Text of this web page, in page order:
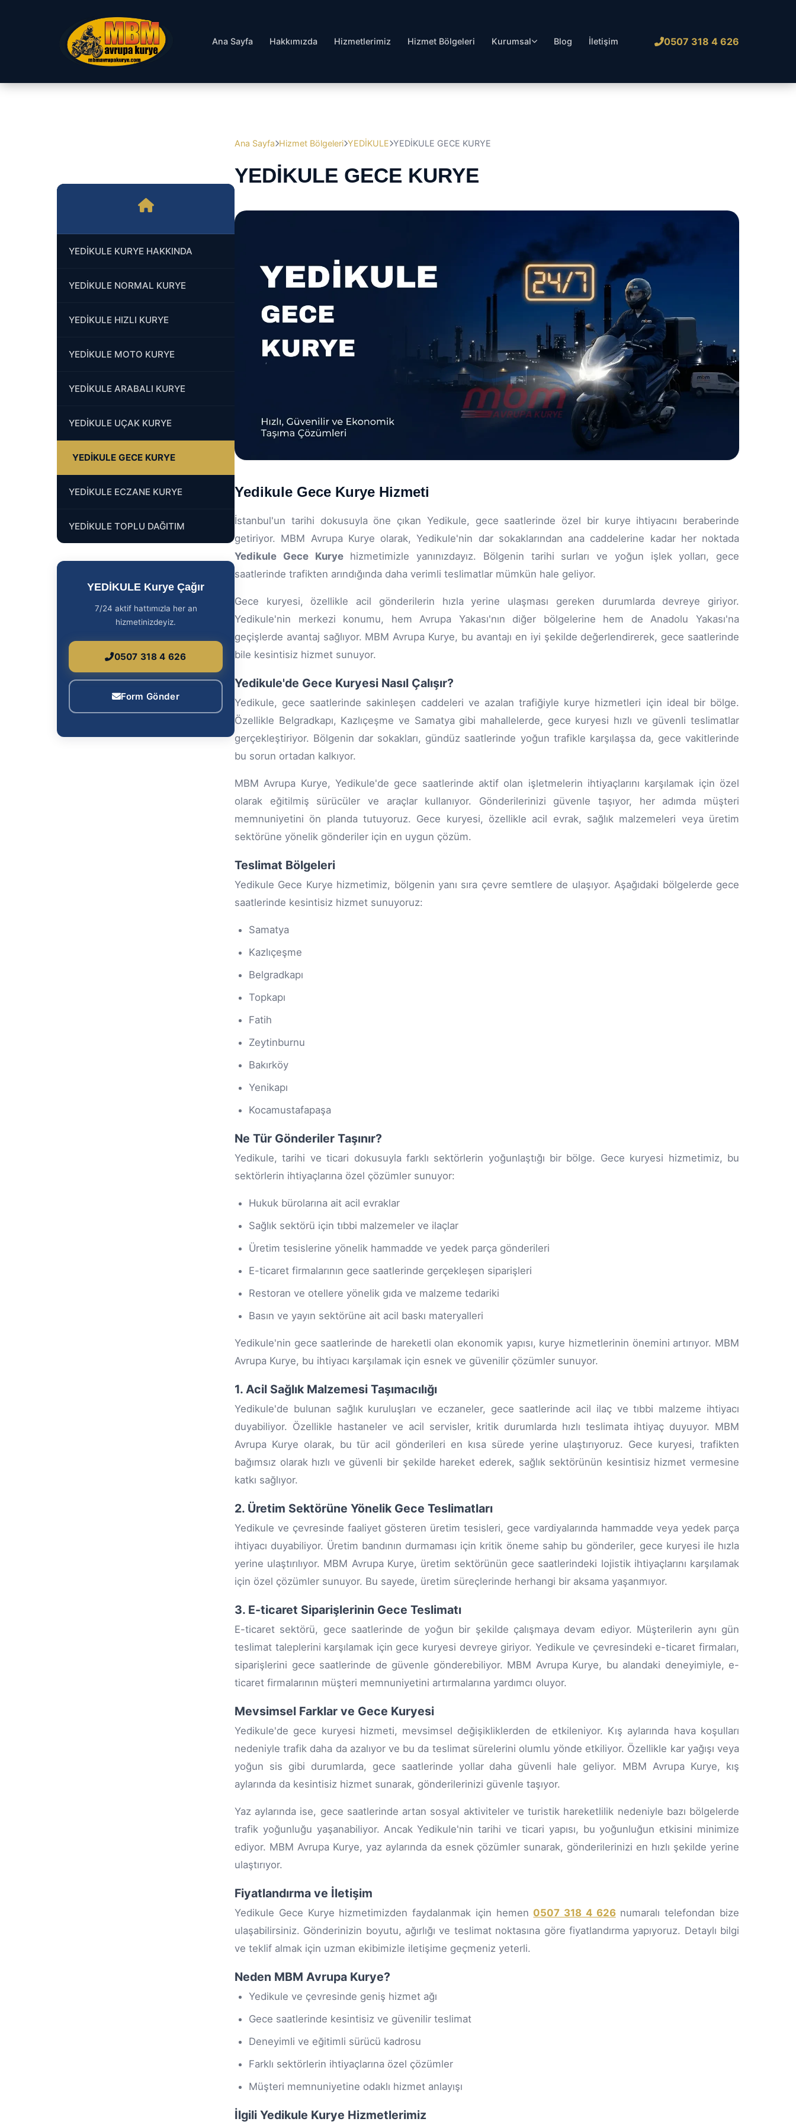
Ana Sayfa Hakkımızda Hizmetlerimiz Hizmet Bölgeleri Kurumsal Blog İletişim 0507 318 4 626
YEDİKULE KURYE HAKKINDA
YEDİKULE NORMAL KURYE
YEDİKULE HIZLI KURYE
YEDİKULE MOTO KURYE
YEDİKULE ARABALI KURYE
YEDİKULE UÇAK KURYE
YEDİKULE GECE KURYE
YEDİKULE ECZANE KURYE
YEDİKULE TOPLU DAĞITIM
YEDİKULE Kurye Çağır
7/24 aktif hattımızla her an
hizmetinizdeyiz.
0507 318 4 626
Form Gönder
Ana Sayfa Hizmet Bölgeleri YEDİKULE YEDİKULE GECE KURYE
YEDİKULE GECE KURYE
Yedikule Gece Kurye Hizmeti
İstanbul'un tarihi dokusuyla öne çıkan Yedikule, gece saatlerinde özel bir kurye ihtiyacını beraberinde
getiriyor. MBM Avrupa Kurye olarak, Yedikule'nin dar sokaklarından ana caddelerine kadar her noktada
Yedikule Gece Kuryehizmetimizle yanınızdayız. Bölgenin tarihi surları ve yoğun işlek yolları, gece
saatlerinde trafikten arındığında daha verimli teslimatlar mümkün hale geliyor.
Gece kuryesi, özellikle acil gönderilerin hızla yerine ulaşması gereken durumlarda devreye giriyor.
Yedikule'nin merkezi konumu, hem Avrupa Yakası'nın diğer bölgelerine hem de Anadolu Yakası'na
geçişlerde avantaj sağlıyor. MBM Avrupa Kurye, bu avantajı en iyi şekilde değerlendirerek, gece saatlerinde
bile kesintisiz hizmet sunuyor.
Yedikule'de Gece Kuryesi Nasıl Çalışır?
Yedikule, gece saatlerinde sakinleşen caddeleri ve azalan trafiğiyle kurye hizmetleri için ideal bir bölge.
Özellikle Belgradkapı, Kazlıçeşme ve Samatya gibi mahallelerde, gece kuryesi hızlı ve güvenli teslimatlar
gerçekleştiriyor. Bölgenin dar sokakları, gündüz saatlerinde yoğun trafikle karşılaşsa da, gece vakitlerinde
bu sorun ortadan kalkıyor.
MBM Avrupa Kurye, Yedikule'de gece saatlerinde aktif olan işletmelerin ihtiyaçlarını karşılamak için özel
olarak eğitilmiş sürücüler ve araçlar kullanıyor. Gönderilerinizi güvenle taşıyor, her adımda müşteri
memnuniyetini ön planda tutuyoruz. Gece kuryesi, özellikle acil evrak, sağlık malzemeleri veya üretim
sektörüne yönelik gönderiler için en uygun çözüm.
Teslimat Bölgeleri
Yedikule Gece Kurye hizmetimiz, bölgenin yanı sıra çevre semtlere de ulaşıyor. Aşağıdaki bölgelerde gece
saatlerinde kesintisiz hizmet sunuyoruz:
Samatya
Kazlıçeşme
Belgradkapı
Topkapı
Fatih
Zeytinburnu
Bakırköy
Yenikapı
Kocamustafapaşa
Ne Tür Gönderiler Taşınır?
Yedikule, tarihi ve ticari dokusuyla farklı sektörlerin yoğunlaştığı bir bölge. Gece kuryesi hizmetimiz, bu
sektörlerin ihtiyaçlarına özel çözümler sunuyor:
Hukuk bürolarına ait acil evraklar
Sağlık sektörü için tıbbi malzemeler ve ilaçlar
Üretim tesislerine yönelik hammadde ve yedek parça gönderileri
E-ticaret firmalarının gece saatlerinde gerçekleşen siparişleri
Restoran ve otellere yönelik gıda ve malzeme tedariki
Basın ve yayın sektörüne ait acil baskı materyalleri
Yedikule'nin gece saatlerinde de hareketli olan ekonomik yapısı, kurye hizmetlerinin önemini artırıyor. MBM
Avrupa Kurye, bu ihtiyacı karşılamak için esnek ve güvenilir çözümler sunuyor.
1. Acil Sağlık Malzemesi Taşımacılığı
Yedikule'de bulunan sağlık kuruluşları ve eczaneler, gece saatlerinde acil ilaç ve tıbbi malzeme ihtiyacı
duyabiliyor. Özellikle hastaneler ve acil servisler, kritik durumlarda hızlı teslimata ihtiyaç duyuyor. MBM
Avrupa Kurye olarak, bu tür acil gönderileri en kısa sürede yerine ulaştırıyoruz. Gece kuryesi, trafikten
bağımsız olarak hızlı ve güvenli bir şekilde hareket ederek, sağlık sektörünün kesintisiz hizmet vermesine
katkı sağlıyor.
2. Üretim Sektörüne Yönelik Gece Teslimatları
Yedikule ve çevresinde faaliyet gösteren üretim tesisleri, gece vardiyalarında hammadde veya yedek parça
ihtiyacı duyabiliyor. Üretim bandının durmaması için kritik öneme sahip bu gönderiler, gece kuryesi ile hızla
yerine ulaştırılıyor. MBM Avrupa Kurye, üretim sektörünün gece saatlerindeki lojistik ihtiyaçlarını karşılamak
için özel çözümler sunuyor. Bu sayede, üretim süreçlerinde herhangi bir aksama yaşanmıyor.
3. E-ticaret Siparişlerinin Gece Teslimatı
E-ticaret sektörü, gece saatlerinde de yoğun bir şekilde çalışmaya devam ediyor. Müşterilerin aynı gün
teslimat taleplerini karşılamak için gece kuryesi devreye giriyor. Yedikule ve çevresindeki e-ticaret firmaları,
siparişlerini gece saatlerinde de güvenle gönderebiliyor. MBM Avrupa Kurye, bu alandaki deneyimiyle, e-
ticaret firmalarının müşteri memnuniyetini artırmalarına yardımcı oluyor.
Mevsimsel Farklar ve Gece Kuryesi
Yedikule'de gece kuryesi hizmeti, mevsimsel değişikliklerden de etkileniyor. Kış aylarında hava koşulları
nedeniyle trafik daha da azalıyor ve bu da teslimat sürelerini olumlu yönde etkiliyor. Özellikle kar yağışı veya
yoğun sis gibi durumlarda, gece saatlerinde yollar daha güvenli hale geliyor. MBM Avrupa Kurye, kış
aylarında da kesintisiz hizmet sunarak, gönderilerinizi güvenle taşıyor.
Yaz aylarında ise, gece saatlerinde artan sosyal aktiviteler ve turistik hareketlilik nedeniyle bazı bölgelerde
trafik yoğunluğu yaşanabiliyor. Ancak Yedikule'nin tarihi ve ticari yapısı, bu yoğunluğun etkisini minimize
ediyor. MBM Avrupa Kurye, yaz aylarında da esnek çözümler sunarak, gönderilerinizi en hızlı şekilde yerine
ulaştırıyor.
Fiyatlandırma ve İletişim
Yedikule Gece Kurye hizmetimizden faydalanmak için hemen 0507 318 4 626numaralı telefondan bize
ulaşabilirsiniz. Gönderinizin boyutu, ağırlığı ve teslimat noktasına göre fiyatlandırma yapıyoruz. Detaylı bilgi
ve teklif almak için uzman ekibimizle iletişime geçmeniz yeterli.
Neden MBM Avrupa Kurye?
Yedikule ve çevresinde geniş hizmet ağı
Gece saatlerinde kesintisiz ve güvenilir teslimat
Deneyimli ve eğitimli sürücü kadrosu
Farklı sektörlerin ihtiyaçlarına özel çözümler
Müşteri memnuniyetine odaklı hizmet anlayışı
İlgili Yedikule Kurye Hizmetlerimiz